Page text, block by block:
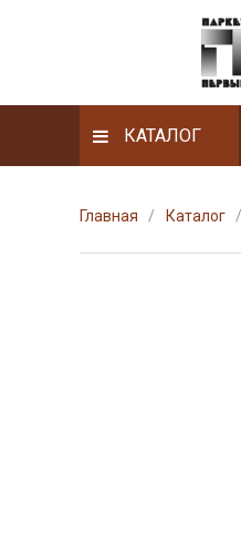
КАТАЛОГ
Главная Каталог